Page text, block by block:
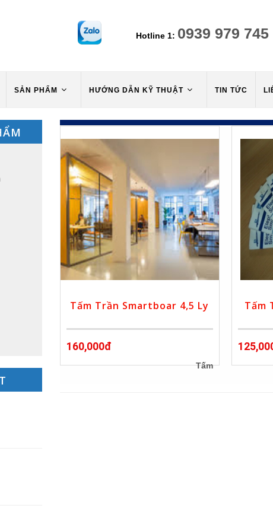
Hotline 1: 0939 979 745
SẢN PHẨM HƯỚNG DẪN KỸ THUẬT TIN TỨC
Tấm Trần Smartboar 4,5 Ly
160,000đ
Tấm
Tấm